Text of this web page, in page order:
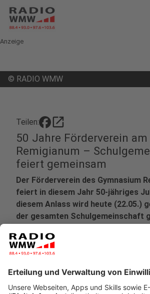
Anzeige
© RADIO WMW
Teilen: open_in_new
50 Jahre Förderverein am
Remigianum –
feiert gemeinsam
Der Förderverein des Gymnasium
feiert in diesem Jahr 50-jähriges
diesem Anlass wird heute (22.05.)
der gesamten Schulgemeinschaft
Veröffentlicht: